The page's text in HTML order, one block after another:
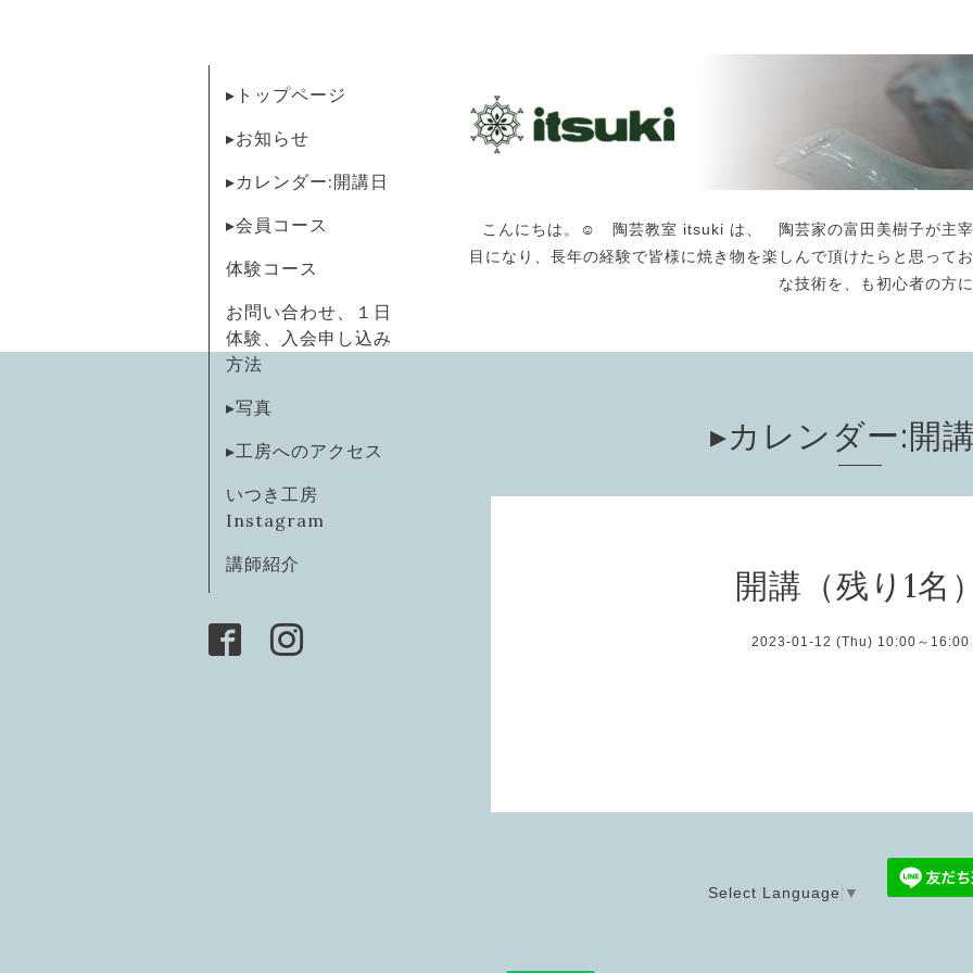
こんにちは。☺️ 陶芸教室 itsuki は、 陶芸家の富田美樹子が主
目になり、長年の経験で皆様に焼き物を楽しんで頂けたらと思っ
な技術を、も初心者の
▸トップページ
▸お知らせ
▸カレンダー:開講日
▸会員コース
体験コース
お問い合わせ、１日
体験、入会申し込み
方法
▸写真
▸工房へのアクセス
いつき工房
Instagram
講師紹介
▸カレンダー:開
開講（残り1名
2023-01-12 (Thu) 10:00～16:00
Select Language ▼